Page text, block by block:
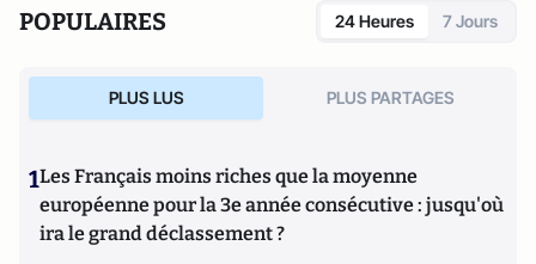
POPULAIRES 24 Heures 7 Jours
PLUS LUS PLUS PARTAGES
1Les Français moins riches que la moyenne
européenne pour la 3e année consécutive : jusqu'où
ira le grand déclassement ?